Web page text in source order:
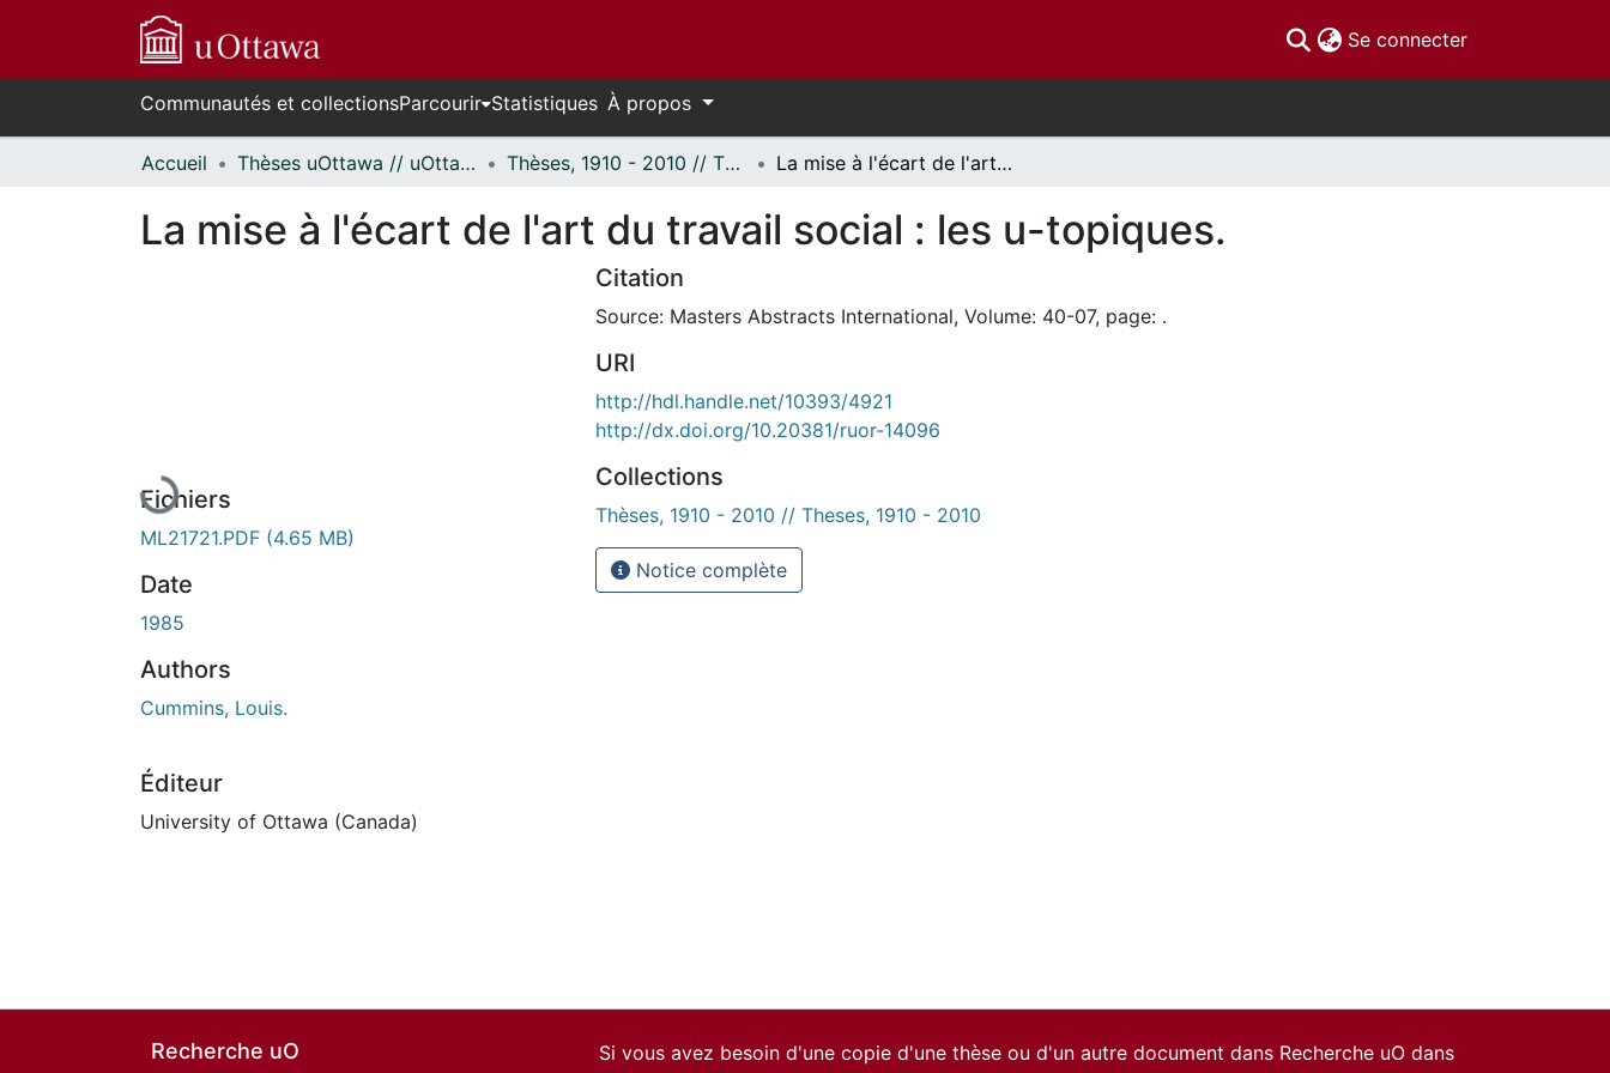
Se connecter(current)
Communautés et collectionsParcourir Statistiques À propos
Accueil Thèses uOttawa // uOttawa Theses Thèses, 1910 - 2010 // Theses, 1910 - 2010 La mise à l'écart de l'art du travail social : les u-topiques.
La mise à l'écart de l'art du travail social : les u-topiques.
Fichiers
ML21721.PDF (4.65 MB)
Date
1985
Authors
Cummins, Louis.
Éditeur
University of Ottawa (Canada)
Citation
Source: Masters Abstracts International, Volume: 40-07, page: .
URI
http://hdl.handle.net/10393/4921
http://dx.doi.org/10.20381/ruor-14096
Collections
Thèses, 1910 - 2010 // Theses, 1910 - 2010
Notice complète
Recherche uO
Si vous avez besoin d'une copie d'une thèse ou d'un autre document dans Recherche uO dans